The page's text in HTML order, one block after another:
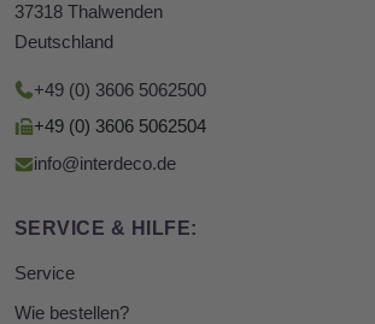
37318 Thalwenden
Deutschland
+49 (0) 3606 5062500
+49 (0) 3606 5062504
info@interdeco.de
SERVICE & HILFE:
Service
Wie bestellen?